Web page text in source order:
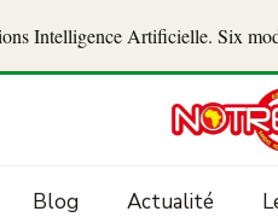
Intelligence Artificielle. Six
Blog Actualité